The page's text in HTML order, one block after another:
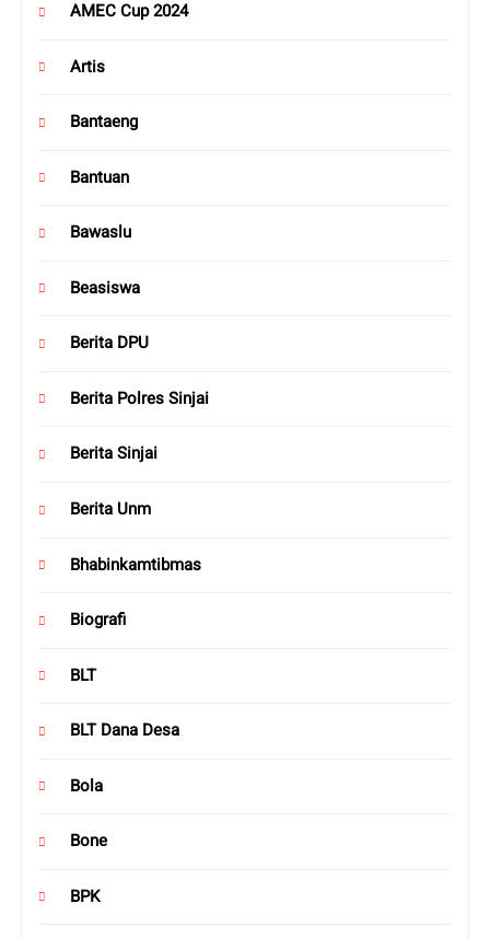
AMEC Cup 2024
Artis
Bantaeng
Bantuan
Bawaslu
Beasiswa
Berita DPU
Berita Polres Sinjai
Berita Sinjai
Berita Unm
Bhabinkamtibmas
Biografi
BLT
BLT Dana Desa
Bola
Bone
BPK